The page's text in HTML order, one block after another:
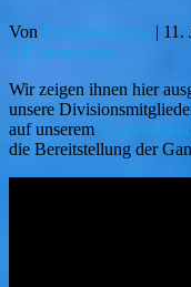
Von Divisionservice | 11.
0 Kommentare
Wir zeigen ihnen hier
unsere
auf unserem
die Bereitstellung der